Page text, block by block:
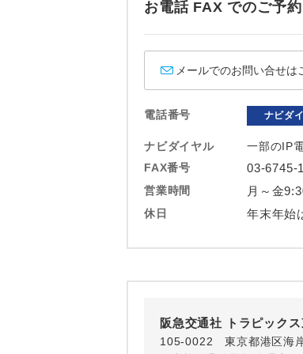
お電話 FAX でのご予
メールでのお問い合せは
電話番号 ナビダ
ナビダイヤル
一部のIP
FAX番号
03-6745-
営業時間 月～金
休日 年末年始
阪急交通社 トラピック
105-0022 東京都港区海